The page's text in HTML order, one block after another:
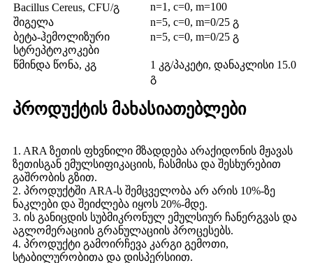
Bacillus Cereus, CFU/გ
n=1, c=0, m=100
შიგელა
n=5, c=0, m=0/25 გ
ბეტა-ჰემოლიზური
სტრეპტოკოკები
n=5, c=0, m=0/25 გ
წმინდა წონა, კგ
1 კგ/პაკეტი, დანაკლისი 15.0
გ
პროდუქტის მახასიათებლები
1. ARA ზეთის ფხვნილი მზადდება არაქიდონის მჟავას
ზეთისგან ემულსიფიკაციის, ჩასმისა და შესხურებით
გაშრობის გზით.
2. პროდუქტში ARA-ს შემცველობა არ არის 10%-ზე
ნაკლები და შეიძლება იყოს 20%-მდე.
3. ის განიცდის სუბმიკრონულ ემულსიურ ჩანერგვას და
აგლომერაციის გრანულაციის პროცესებს.
4. პროდუქტი გამოირჩევა კარგი გემოთი,
სტაბილურობითა და დისპერსიით.